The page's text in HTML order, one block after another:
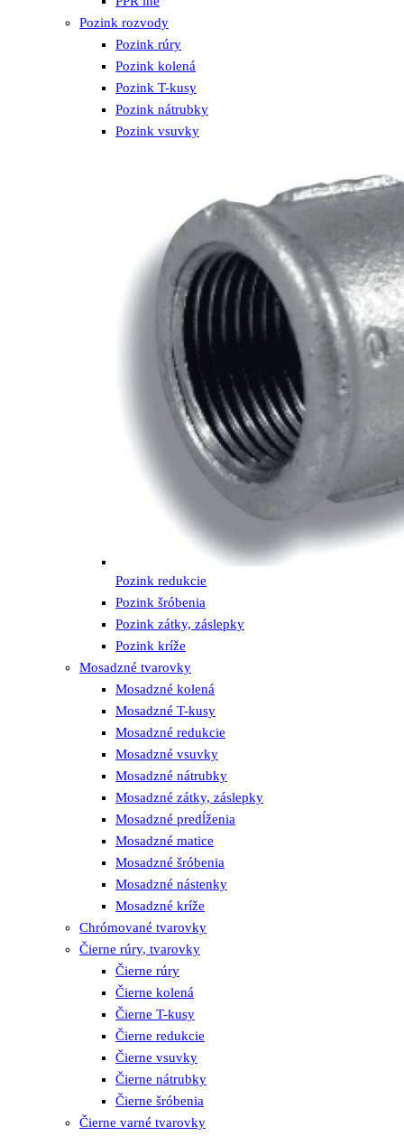
Pozink rozvody
Pozink rúry
Pozink kolená
Pozink T-kusy
Pozink nátrubky
Pozink vsuvky
Pozink redukcie
Pozink šróbenia
Pozink zátky, záslepky
Pozink kríže
Mosadzné tvarovky
Mosadzné kolená
Mosadzné T-kusy
Mosadzné redukcie
Mosadzné vsuvky
Mosadzné nátrubky
Mosadzné zátky, záslepky
Mosadzné predĺženia
Mosadzné matice
Mosadzné šróbenia
Mosadzné nástenky
Mosadzné kríže
Chrómované tvarovky
Čierne rúry, tvarovky
Čierne rúry
Čierne kolená
Čierne T-kusy
Čierne redukcie
Čierne vsuvky
Čierne nátrubky
Čierne šróbenia
Čierne varné tvarovky